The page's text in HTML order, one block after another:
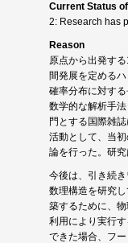
Current Status
2: Research has
Reason
原点から出発す
間発展を定める
確率分布に対す
数学的な解析手
門とする国際雑
活動として、当
論を行った。研
今後は、引き続
数理構造を研究
築するために、
利用により実行
できた場合、フ